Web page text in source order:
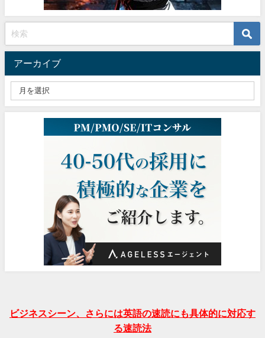
アーカイブ
ビジネスシーン、さらには英語の速読にも具体的に対応す
る速読法